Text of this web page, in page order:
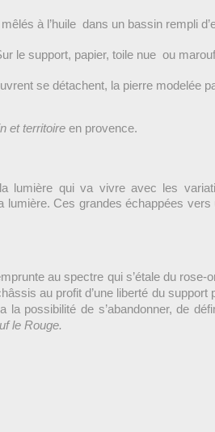
à l’huile dans un bassin rempli
le support, papier, toile nue ou
se détachent, la pierre modelée
et territoire en provence.
lumière qui va vivre avec les
lumière. Ces grandes échappées vers
au spectre qui s’étale du
au profit d’une liberté du
possibilité de s’abandonner, de
le Rouge.